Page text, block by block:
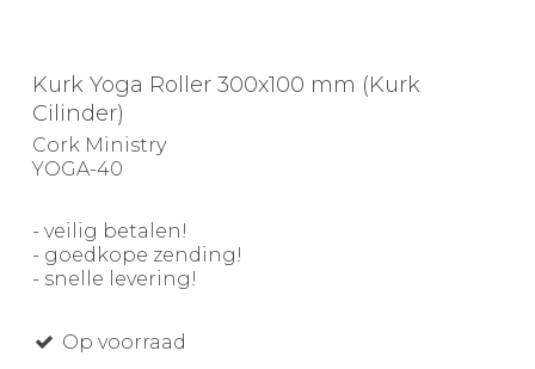
Kurk Yoga Roller 300x100 mm (Kurk
Cilinder)
Cork Ministry
YOGA-40
- veilig betalen!
- goedkope zending!
- snelle levering!
Op voorraad